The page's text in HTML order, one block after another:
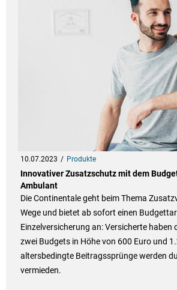
10.07.2023 Produkte
Innovativer Zusatzschutz mit dem
Ambulant
Die Continentale geht beim Thema
Wege und bietet ab sofort einen
Einzelversicherung an: Versicherte haben
zwei Budgets in Höhe von 600 Euro und
altersbedingte Beitragssprünge werden
vermieden.